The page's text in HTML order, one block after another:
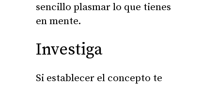
sencillo plasmar lo que tienes
en mente.
Investiga
Si establecer el concepto te